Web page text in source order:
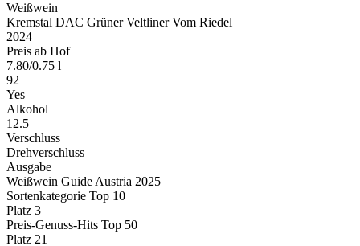
Weißwein
Kremstal DAC Grüner Veltliner Vom Riedel
2024
Preis ab Hof
7.80/0.75 l
92
Yes
Alkohol
12.5
Verschluss
Drehverschluss
Ausgabe
Weißwein Guide Austria 2025
Sortenkategorie Top 10
Platz 3
Preis-Genuss-Hits Top 50
Platz 21